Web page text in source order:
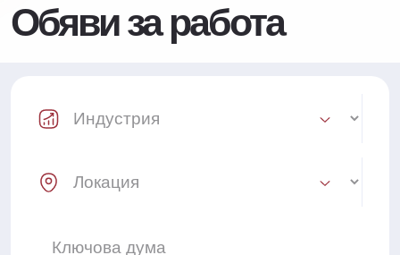
Обяви за работа
Industry Select
Location Select